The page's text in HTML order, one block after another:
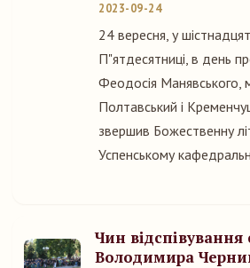
2023-09-24
24 вересня, у
П"ятдесятниці, в день
Феодосія Манявського,
Полтавський і
звершив Божественну
Успенському
Чин відспівування
Володимира